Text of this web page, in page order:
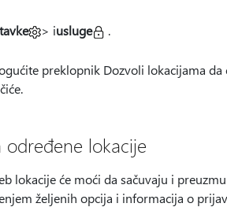
> iusluge .
preklopnik Dozvoli lokacijama
određene lokacije
lokacije će moći da sačuvaju i
željenih opcija i informacija o